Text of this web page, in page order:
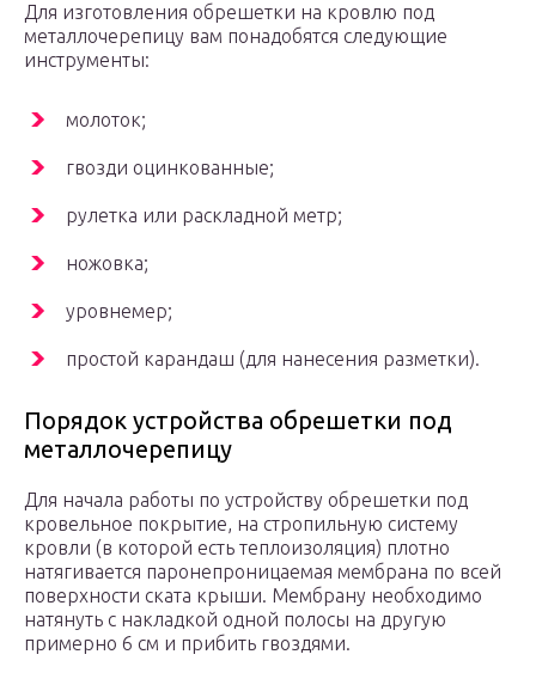
Для изготовления обрешетки на кровлю под
металлочерепицу вам понадобятся следующие
инструменты:
молоток;
гвозди оцинкованные;
рулетка или раскладной метр;
ножовка;
уровнемер;
простой карандаш (для нанесения разметки).
Порядок устройства обрешетки под
металлочерепицу
Для начала работы по устройству обрешетки под
кровельное покрытие, на стропильную систему
кровли (в которой есть теплоизоляция) плотно
натягивается паронепроницаемая мембрана по всей
поверхности ската крыши. Мембрану необходимо
натянуть с накладкой одной полосы на другую
примерно 6 см и прибить гвоздями.